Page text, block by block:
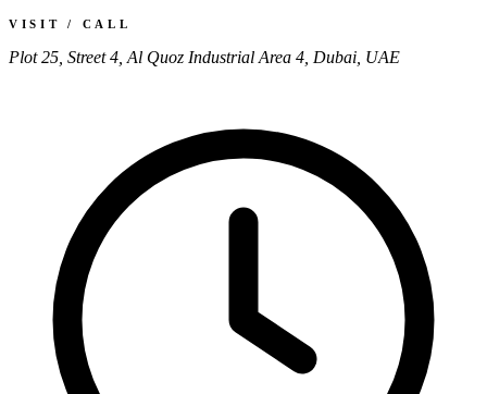
VISIT / CALL
Plot 25, Street 4, Al Quoz Industrial Area 4, Dubai, UAE